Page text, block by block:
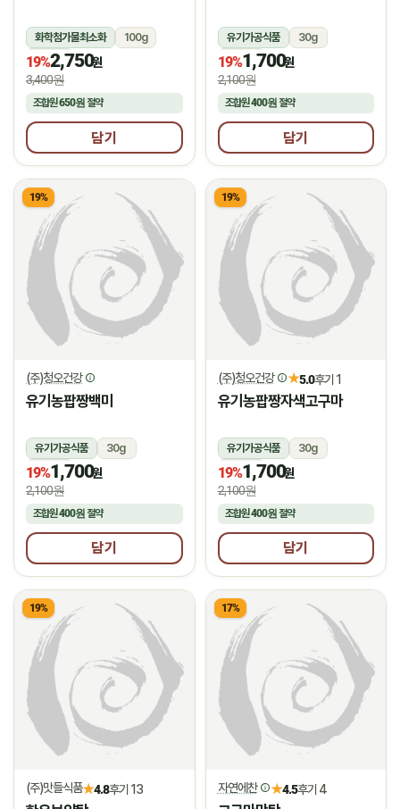
화학첨가물최소화
100g
상온
19%2,750원
3,400원
조합원650원 절약
담기
유기가공식품
30g
상온
19%1,700원
2,100원
조합원400원절약
담기
19%
(주)청오건강
유기농팝짱백미
유기가공식품
30g
상온
19%1,700원
2,100원
조합원400원 절약
담기
19%
(주)청오건강 ★5.0후기 1
유기농팝짱자색고구마
유기가공식품
30g
상온
19%1,700원
2,100원
조합원400원절약
담기
19%
(주)맛들식품★4.8후기 13
17%
자연에찬 ★4.5후기 4